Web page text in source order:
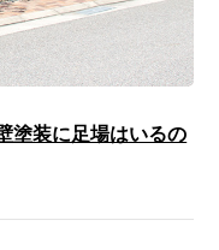
塗装に足場はいるの